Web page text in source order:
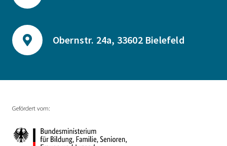
Obernstr. 24a, 33602 Bielefeld
Gefördert vom: